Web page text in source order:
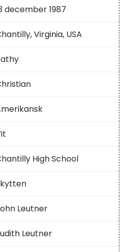
december 1987
Virginia, USA
High School
Leutner
Leutner